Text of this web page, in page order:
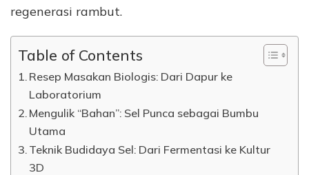
regenerasi rambut.
Table of Contents
Resep Masakan Biologis: Dari Dapur ke
Laboratorium
Mengulik “Bahan”: Sel Punca sebagai Bumbu
Utama
Teknik Budidaya Sel: Dari Fermentasi ke Kultur
3D